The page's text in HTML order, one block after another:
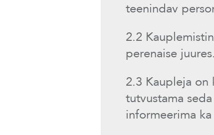
teenindav
2.2
perenaise juures.
2.3 Kaupleja on
tutvustama
informeerima